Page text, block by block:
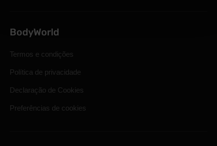
BodyWorld
Termos e condições
Política de privacidade
Declaração de Cookies
Preferências de cookies